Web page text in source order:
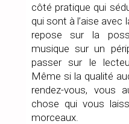
côté pratique qui
qui sont à l’aise avec
repose sur la
musique sur un
passer sur le
Même si la qualité
rendez-vous, vous
chose qui vous
morceaux.